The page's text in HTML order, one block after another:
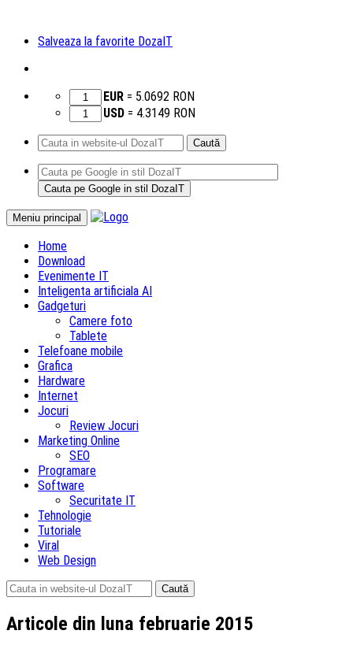
Salveaza la favorite DozaIT
EUR = 5.0692 RON
USD = 4.3149 RON
Caută
după:
Meniu principal
Sari
Home
Download
Evenimente IT
Inteligenta artificiala AI
Gadgeturi
Camere foto
Tablete
Telefoane mobile
Grafica
Hardware
Internet
Jocuri
Review Jocuri
Marketing Online
SEO
Programare
Software
Securitate IT
Tehnologie
Tutoriale
Viral
Web Design
Caută
după:
Articole din luna februarie 2015